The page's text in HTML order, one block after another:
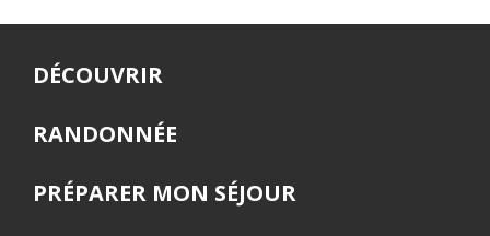
DÉCOUVRIR
RANDONNÉE
PRÉPARER MON SÉJOUR